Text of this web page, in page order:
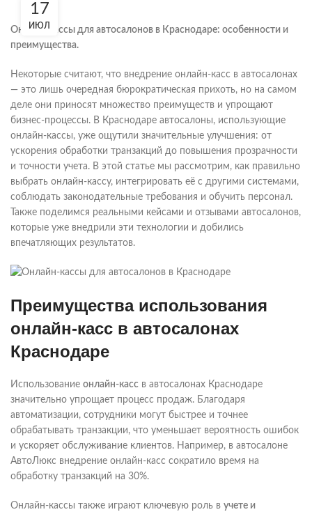
17
ИЮЛ
Онлайн-кассы для автосалонов в Краснодаре: особенности и
преимущества.
Некоторые считают, что внедрение онлайн-касс в автосалонах
— это лишь очередная бюрократическая прихоть, но на самом
деле они приносят множество преимуществ и упрощают
бизнес-процессы. В Краснодаре автосалоны, использующие
онлайн-кассы, уже ощутили значительные улучшения: от
ускорения обработки транзакций до повышения прозрачности
и точности учета. В этой статье мы рассмотрим, как правильно
выбрать онлайн-кассу, интегрировать её с другими системами,
соблюдать законодательные требования и обучить персонал.
Также поделимся реальными кейсами и отзывами автосалонов,
которые уже внедрили эти технологии и добились
впечатляющих результатов.
Преимущества использования
онлайн-касс в автосалонах
Краснодаре
Использование онлайн-касс в автосалонах Краснодаре
значительно упрощает процесс продаж. Благодаря
автоматизации, сотрудники могут быстрее и точнее
обрабатывать транзакции, что уменьшает вероятность ошибок
и ускоряет обслуживание клиентов. Например, в автосалоне
АвтоЛюкс внедрение онлайн-касс сократило время на
обработку транзакций на 30%.
Онлайн-кассы также играют ключевую роль в учете и